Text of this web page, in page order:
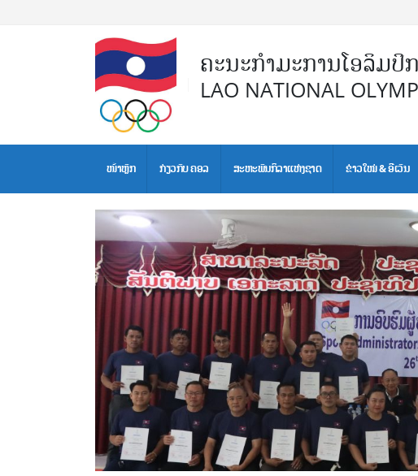
ຄະນະກຳມະການໂອລິມປິ
LAO NATIONAL
ໜ້າຫຼັກ ກ່ຽວກັບ ຄອລ ສະຫະພັນກິລາແຫ່ງຊາດ ຂ່າວໃໝ່ & ອີເວັນ